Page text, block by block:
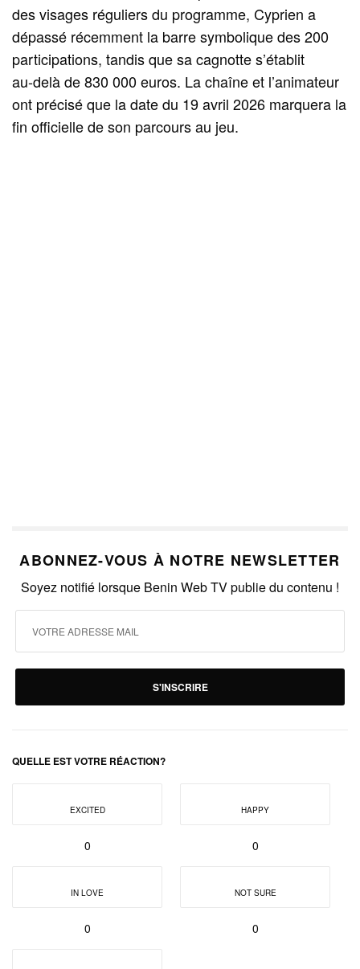
des visages réguliers du programme, Cyprien a
dépassé récemment la barre symbolique des 200
participations, tandis que sa cagnotte s’établit
au‑delà de 830 000 euros. La chaîne et l’animateur
ont précisé que la date du 19 avril 2026 marquera la
fin officielle de son parcours au jeu.
ABONNEZ-VOUS À NOTRE NEWSLETTER
Soyez notifié lorsque Benin Web TV publie du contenu !
S'INSCRIRE
QUELLE EST VOTRE RÉACTION?
EXCITED
0
HAPPY
0
IN LOVE
0
NOT SURE
0